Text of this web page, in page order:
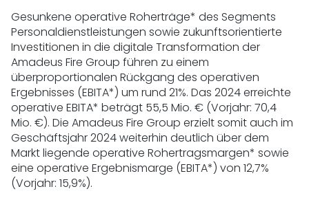
Gesunkene operative Roherträge* des Segments
Personaldienstleistungen sowie zukunftsorientierte
Investitionen in die digitale Transformation der
Amadeus Fire Group führen zu einem
überproportionalen Rückgang des operativen
Ergebnisses (EBITA*) um rund 21%. Das 2024 erreichte
operative EBITA* beträgt 55,5 Mio. € (Vorjahr: 70,4
Mio. €). Die Amadeus Fire Group erzielt somit auch im
Geschäftsjahr 2024 weiterhin deutlich über dem
Markt liegende operative Rohertragsmargen* sowie
eine operative Ergebnismarge (EBITA*) von 12,7%
(Vorjahr: 15,9%).